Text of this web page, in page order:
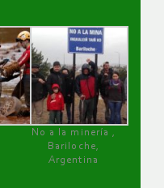
No a la minería ,
Bariloche,
Argentina